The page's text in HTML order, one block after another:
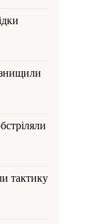
знищили
тактику